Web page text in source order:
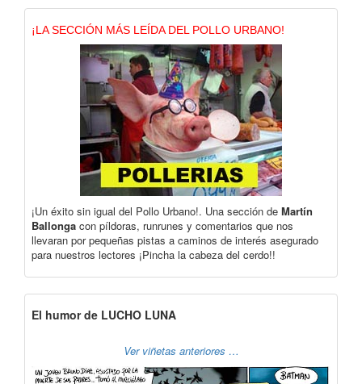
¡LA SECCIÓN MÁS LEÍDA DEL POLLO URBANO!
¡Un éxito sin igual del Pollo Urbano!. Una sección de Martín
Ballonga con píldoras, runrunes y comentarios que nos
llevaran por pequeñas pistas a caminos de interés asegurado
para nuestros lectores ¡Pincha la cabeza del cerdo!!
El humor de LUCHO LUNA
Ver viñetas anteriores …